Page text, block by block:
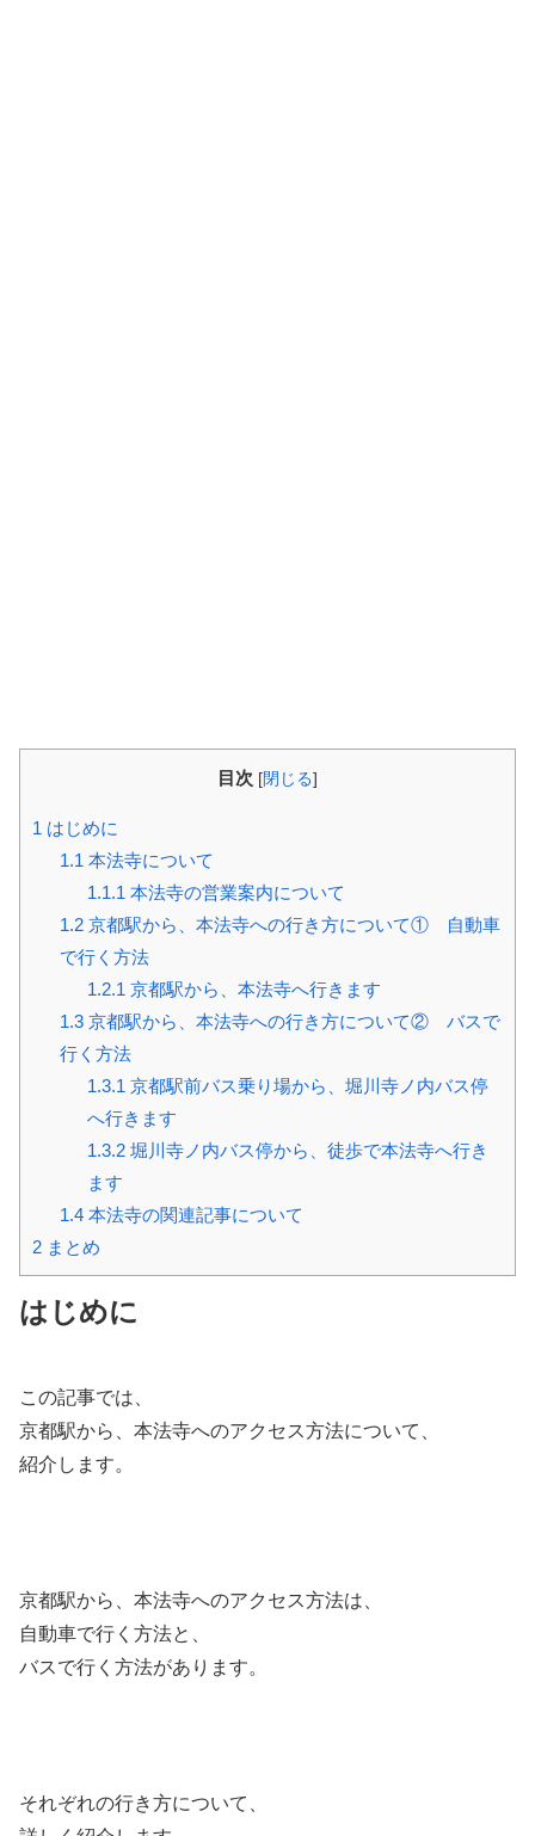
目次 [閉じる]
1 はじめに
1.1 本法寺について
1.1.1 本法寺の営業案内について
1.2京都駅から、本法寺への行き方について① 自動車
で行く方法
1.2.1 京都駅から、本法寺へ行きます
1.3京都駅から、本法寺への行き方について② バスで
行く方法
1.3.1 京都駅前バス乗り場から、堀川寺ノ内バス停
へ行きます
1.3.2堀川寺ノ内バス停から、徒歩で本法寺へ行き
ます
1.4本法寺の関連記事について
2 まとめ
はじめに
この記事では、
京都駅から、本法寺へのアクセス方法について、
紹介します。
京都駅から、本法寺へのアクセス方法は、
自動車で行く方法と、
バスで行く方法があります。
それぞれの行き方について、